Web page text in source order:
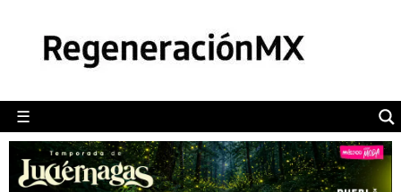
☰
POLÍTICA
CAMALEÓN
OPINIÓN